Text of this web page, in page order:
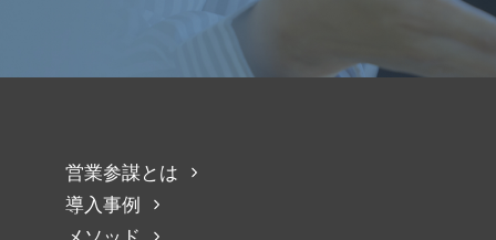
営業参謀とは
導入事例